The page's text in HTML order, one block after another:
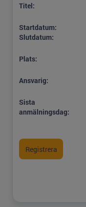
Titel:
Startdatum:
Slutdatum:
Plats:
Ansvarig:
Sista
anmälningsdag: